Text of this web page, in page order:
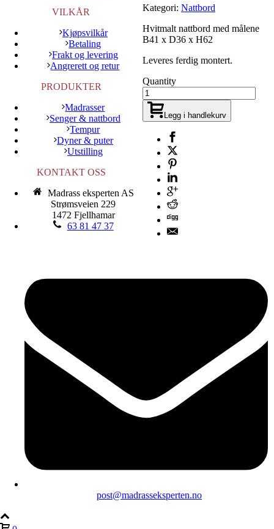
Kategori: Nattbord
Hvitmalt nattbord med målene
B41 x D36 x H62
Leveres ferdig montert.
Quantity
Legg i handlekurv
VILKÅR
Kjøpsvilkår
Betaling
Frakt og levering
Angrerett og retur
PRODUKTER
Madrasser
Senger & nattbord
Tempur
Dyner & puter
Utstilling
KONTAKT OSS
Madrass eksperten AS
Strømsveien 229
1472 Fjellhamar
63 81 47 37
post@madrasseksperten.no